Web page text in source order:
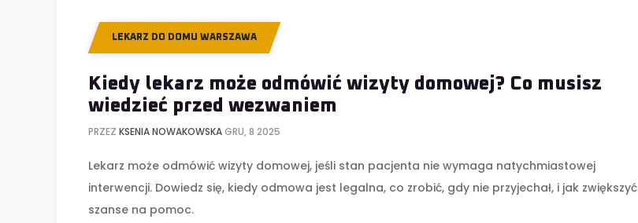
LEKARZ DO DOMU WARSZAWA
Kiedy lekarz może odmówić wizyty domowej? Co musisz
wiedzieć przed wezwaniem
PRZEZ KSENIA NOWAKOWSKAGRU, 8 2025
Lekarz może odmówić wizyty domowej, jeśli stan pacjenta nie wymaga natychmiastowej
interwencji. Dowiedz się, kiedy odmowa jest legalna, co zrobić, gdy nie przyjechał, i jak zwiększyć
szanse na pomoc.